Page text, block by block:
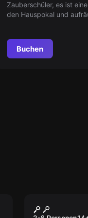
Zauberschüler, es ist
den Hauspokal und
Buchen
Prison